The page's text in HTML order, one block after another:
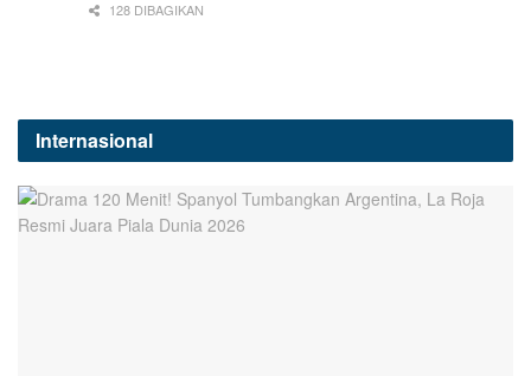
128 DIBAGIKAN
Internasional